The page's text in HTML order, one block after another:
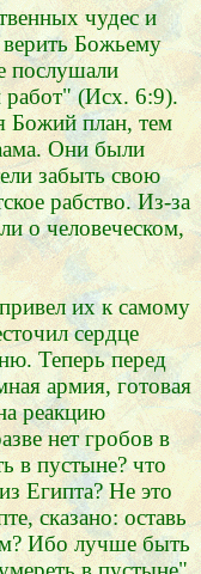
чудес и
Божьему
послушали
(Исх. 6:9).
Божий план, тем
Они были
забыть свою
рабство. Из-за
о человеческом,
их к самому
сердце
Теперь перед
армия, готовая
реакцию
нет гробов в
в пустыне? что
Египта? Не это
сказано: оставь
Ибо лучше быть